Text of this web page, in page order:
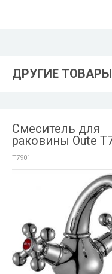
ДРУГИЕ
Смеситель для
раковины Oute
T7901